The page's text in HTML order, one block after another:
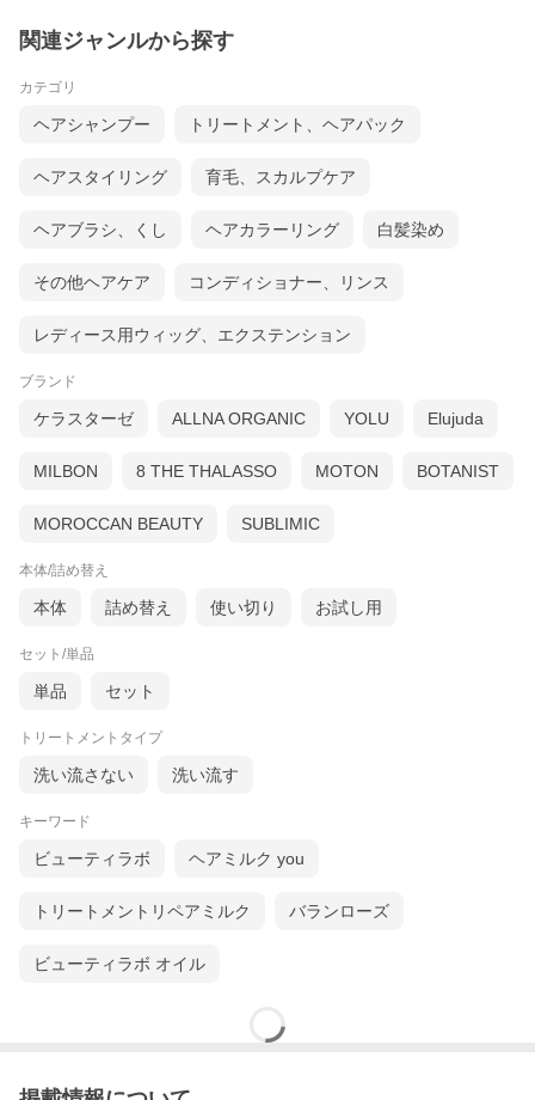
関連ジャンルから探す
カテゴリ
ヘアシャンプー トリートメント、ヘアパック
ヘアスタイリング 育毛、スカルプケア
ヘアブラシ、くし ヘアカラーリング 白髪染め
その他ヘアケア コンディショナー、リンス
レディース用ウィッグ、エクステンション
ブランド
ケラスターゼ ALLNA ORGANIC YOLU Elujuda
MILBON 8 THE THALASSO MOTON BOTANIST
MOROCCAN BEAUTY SUBLIMIC
本体/詰め替え
本体 詰め替え 使い切り お試し用
セット/単品
単品 セット
トリートメントタイプ
洗い流さない 洗い流す
キーワード
ビューティラボ ヘアミルク you
トリートメントリペアミルク バランローズ
ビューティラボ オイル